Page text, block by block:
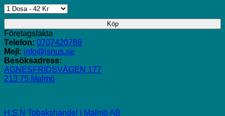
Köp
Företagsfakta
Telefon: 0707420789
Mejl: info@isnus.se
Besöksadress:
AGNESFRIDSVÄGEN 177
213 75 Malmö
H.S.N Tobakshandel i Malmö AB